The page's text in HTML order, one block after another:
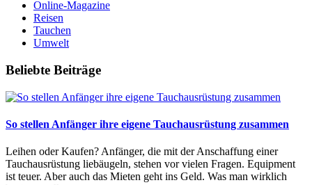
Online-Magazine
Reisen
Tauchen
Umwelt
Beliebte Beiträge
So stellen Anfänger ihre eigene Tauchausrüstung zusammen
Leihen oder Kaufen? Anfänger, die mit der Anschaffung einer
Tauchausrüstung liebäugeln, stehen vor vielen Fragen. Equipment
ist teuer. Aber auch das Mieten geht ins Geld. Was man wirklich